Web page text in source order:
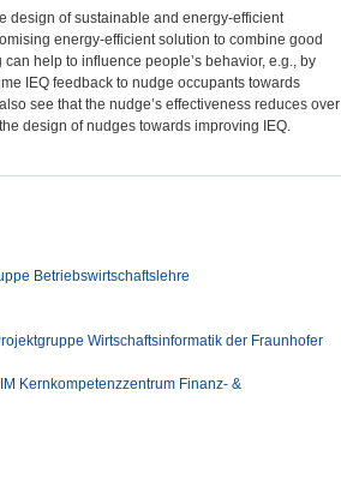
design of sustainable and energy-efficient
energy-efficient solution to combine good
help to influence people’s behavior, e.g., by
IEQ feedback to nudge occupants towards
see that the nudge’s effectiveness reduces over
design of nudges towards improving IEQ.
Betriebswirtschaftslehre
Wirtschaftsinformatik der Fraunhofer
Kernkompetenzzentrum Finanz- &